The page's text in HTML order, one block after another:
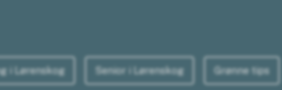
i Lørenskog Senior i Lørenskog Grønne tips